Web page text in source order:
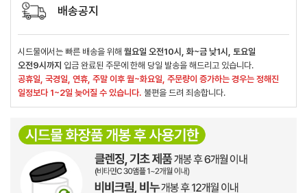
배송공지
시드물에서는 빠른 배송을 위해 월요일 오전10시, 화~금 낮1시, 토요일
오전9시까지 입금 완료된 주문에 한해 당일 발송을 해드리고 있습니다.
공휴일, 국경일, 연휴, 주말 이후 월~화요일, 주문량이 증가하는 경우는 정해진
일정보다 1~2일 늦어질 수 있습니다. 불편을 드려 죄송합니다.